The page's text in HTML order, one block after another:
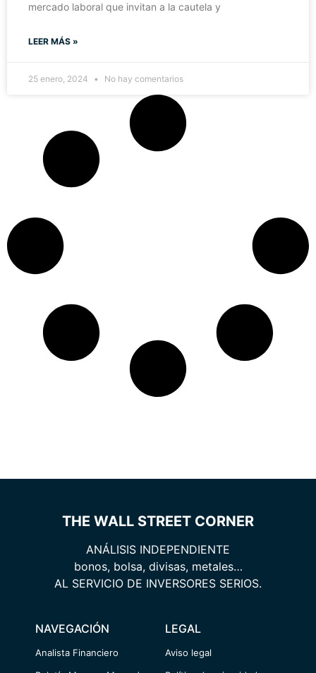
mercado laboral que invitan a la cautela y
LEER MÁS »
25 enero, 2024 No hay comentarios
THE WALL STREET CORNER
ANÁLISIS INDEPENDIENTE
bonos, bolsa, divisas, metales…
AL SERVICIO DE INVERSORES SERIOS.
NAVEGACIÓN
Analista Financiero
LEGAL
Aviso legal